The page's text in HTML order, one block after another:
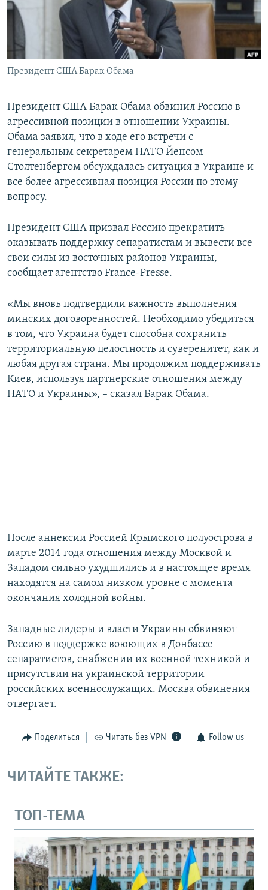
ПОБЕДИТЕЛЕЙ НЕ СУДЯТ?
КРЫМ.НЕПОКОРЕННЫЙ
УКРАИНСКАЯ ПРОБЛЕМА КРЫМА
ПРИСОЕДИНЯЙТЕСЬ!
Президент США Барак Обама
Президент США Барак Обама обвинил Россию в
агрессивной позиции в отношении Украины.
Обама заявил, что в ходе его встречи с
генеральным секретарем НАТО Йенсом
Столтенбергом обсуждалась ситуация в Украине и
все более агрессивная позиция России по этому
вопросу.
Президент США призвал Россию прекратить
оказывать поддержку сепаратистам и вывести все
свои силы из восточных районов Украины, –
сообщает агентство France-Presse.
«Мы вновь подтвердили важность выполнения
минских договоренностей. Необходимо убедиться
в том, что Украина будет способна сохранить
территориальную целостность и суверенитет, как и
любая другая страна. Мы продолжим поддерживать
Киев, используя партнерские отношения между
НАТО и Украины», – сказал Барак Обама.
После аннексии Россией Крымского полуострова в
марте 2014 года отношения между Москвой и
Западом сильно ухудшились и в настоящее время
находятся на самом низком уровне с момента
окончания холодной войны.
Западные лидеры и власти Украины обвиняют
Россию в поддержке воюющих в Донбассе
сепаратистов, снабжении их военной техникой и
присутствии на украинской территории
российских военнослужащих. Москва обвинения
отвергает.
Поделиться Читать без VPN Follow us
ЧИТАЙТЕ ТАКЖЕ:
ТОП-ТЕМА